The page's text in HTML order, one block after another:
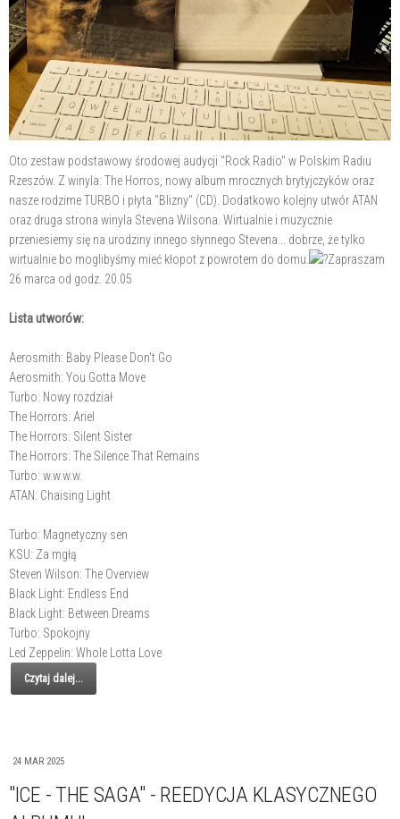
Oto zestaw podstawowy środowej audycji "Rock Radio" w Polskim Radiu
Rzeszów. Z winyla: The Horros, nowy album mrocznych brytyjczyków oraz
nasze rodzime TURBO i płyta "Blizny" (CD). Dodatkowo kolejny utwór ATAN
oraz druga strona winyla Stevena Wilsona. Wirtualnie i muzycznie
przeniesiemy się na urodziny innego słynnego Stevena... dobrze, że tylko
wirtualnie bo moglibyśmy mieć kłopot z powrotem do domu.
Zapraszam
26 marca od godz. 20.05
Lista utworów:
Aerosmith: Baby Please Don't Go
Aerosmith: You Gotta Move
Turbo: Nowy rozdział
The Horrors: Ariel
The Horrors: Silent Sister
The Horrors: The Silence That Remains
Turbo: w.w.w.w.
ATAN: Chaising Light
Turbo: Magnetyczny sen
KSU: Za mgłą
Steven Wilson: The Overview
Black Light: Endless End
Black Light: Between Dreams
Turbo: Spokojny
Led Zeppelin: Whole Lotta Love
Czytaj dalej...
24 MAR 2025
"ICE - THE SAGA" - REEDYCJA KLASYCZNEGO